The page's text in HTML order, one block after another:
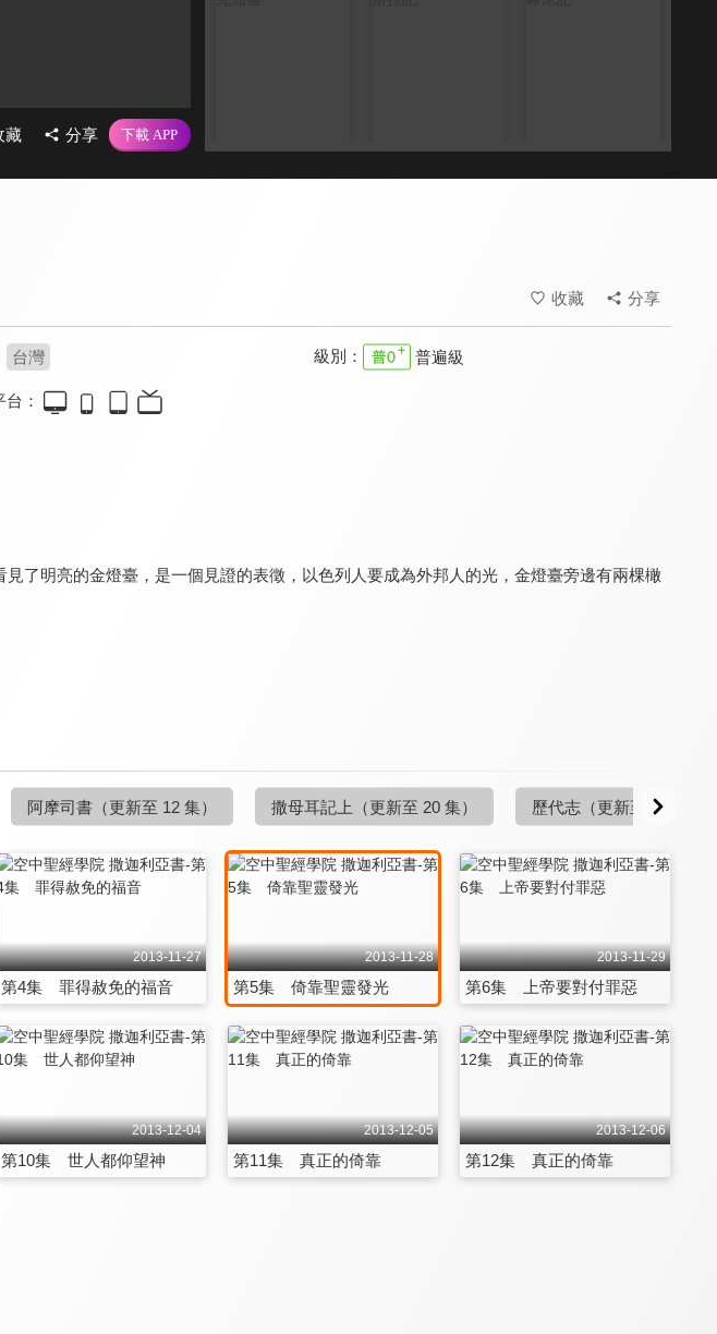
藏 分享
收藏 分享
台灣 級別： 普遍級
：
了明亮的金燈臺，是一個見證的表徵，以色列人要成為外邦人的光，金燈臺旁邊有兩棵橄
阿摩司書 （更新至 12 集） 撒母耳記上 （更新至 20 集） 歷代志 （更新至 25 集）
2013-11-27
第4集 罪得赦免的福音
2013-11-28
第5集 倚靠聖靈發光
2013-11-29
第6集 上帝要對付罪惡
2013-12-04
第10集 世人都仰望神
2013-12-05
第11集 真正的倚靠
2013-12-06
第12集 真正的倚靠